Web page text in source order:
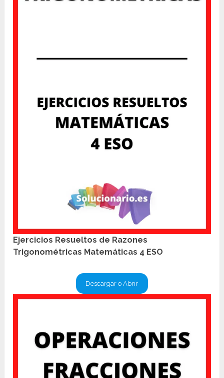
Ejercicios Resueltos de Razones
Trigonométricas Matemáticas 4 ESO
Descargar o Abrir